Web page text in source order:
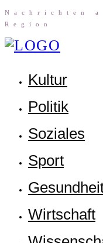
Nach­rich­ten
Region
Kul­tur
Poli­tik
Sozia­les
Sport
Wirt­schaft